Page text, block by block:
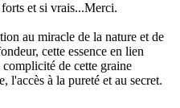
et si vrais...Merci.
au miracle de la nature et de
cette essence en lien
de cette graine
l'accès à la pureté et au secret.